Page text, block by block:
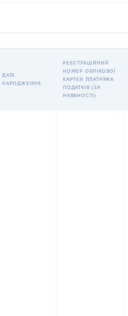
ДАТА
НАРОДЖЕННЯ
РЕЄСТРАЦІЙНИЙ
НОМЕР ОБЛІКОВОЇ
КАРТКИ ПЛАТНИКА
ПОДАТКІВ (ЗА
НАЯВНОСТІ)